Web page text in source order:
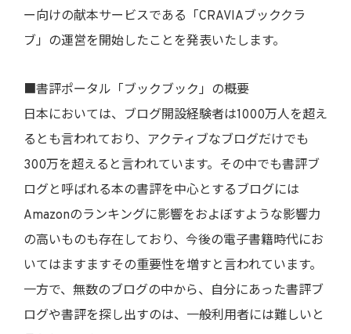
ー向けの献本サービスである「CRAVIAブッククラ
ブ」の運営を開始したことを発表いたします。
■書評ポータル「ブックブック」の概要
日本においては、ブログ開設経験者は1000万人を超え
るとも言われており、アクティブなブログだけでも
300万を超えると言われています。その中でも書評ブ
ログと呼ばれる本の書評を中心とするブログには
Amazonのランキングに影響をおよぼすような影響力
の高いものも存在しており、今後の電子書籍時代にお
いてはますますその重要性を増すと言われています。
一方で、無数のブログの中から、自分にあった書評ブ
ログや書評を探し出すのは、一般利用者には難しいと